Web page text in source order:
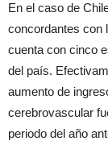
En el caso de
concordantes con
cuenta con cinco
del país.
aumento de
cerebrovascular
periodo del año